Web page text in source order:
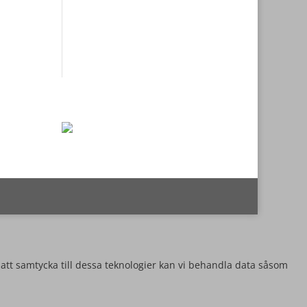
samtycka till dessa teknologier kan vi behandla data såsom